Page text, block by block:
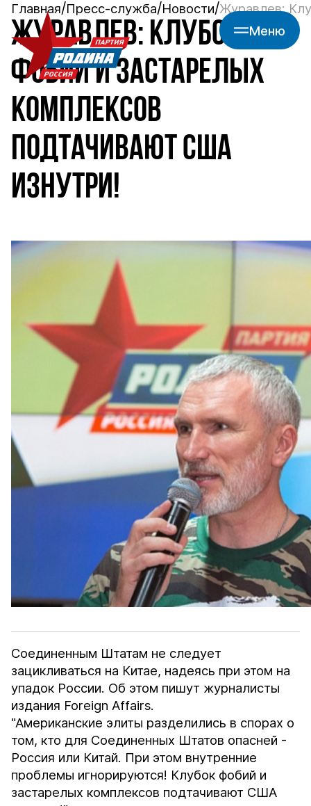
Меню
Главная Пресс-служба Новости Журавлев:
ЖУРАВЛЕВ: КЛУБОК
ФОБИЙ И ЗАСТАРЕЛЫХ
КОМПЛЕКСОВ
ПОДТАЧИВАЮТ США
ИЗНУТРИ!
Соединенным Штатам не следует
зацикливаться на Китае, надеясь при этом на
упадок России. Об этом пишут журналисты
издания Foreign Affairs.
"Американские элиты разделились в спорах о
том, кто для Соединенных Штатов опасней -
Россия или Китай. При этом внутренние
проблемы игнорируются! Клубок фобий и
застарелых комплексов подтачивают США